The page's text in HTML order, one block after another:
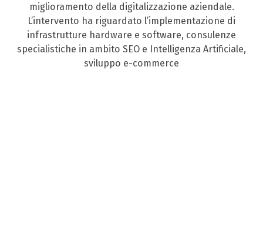
miglioramento della digitalizzazione aziendale.
L’intervento ha riguardato l’implementazione di
infrastrutture hardware e software, consulenze
specialistiche in ambito SEO e Intelligenza Artificiale,
sviluppo e-commerce